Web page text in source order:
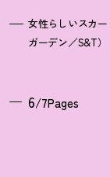
女性らしいスカ
ガーデン／S&T）
6/7Pages